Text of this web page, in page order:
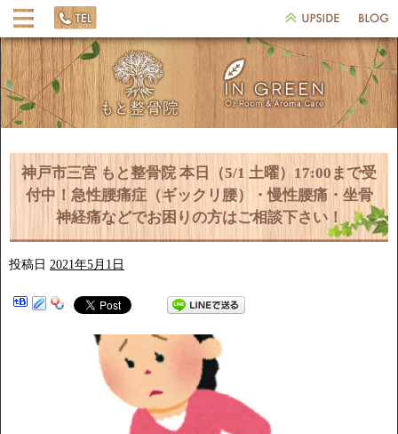
神戸市三宮 もと整骨院 本日（5/1 土曜）17:00まで受
付中！急性腰痛症（ギックリ腰）・慢性腰痛・坐骨
神経痛などでお困りの方はご相談下さい！
投稿日 2021年5月1日